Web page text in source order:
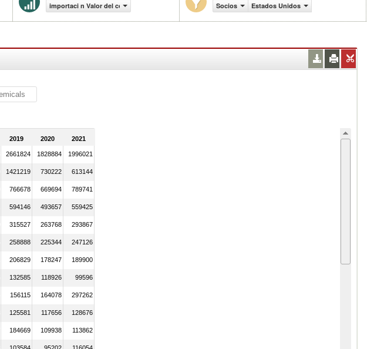
importaci n Valor del comercio (en miles de US$)
Socios
Estados Unidos
2019 2020 2021
2661824 1828884 1996021
1421219 730222 613144
766678 669694 789741
594146 493657 559425
315527 263768 293867
258888 225344 247126
206829 178247 189900
132585 118926 99596
156115 164078 297262
125581 117656 128676
184669 109938 113862
103584 95202 116054